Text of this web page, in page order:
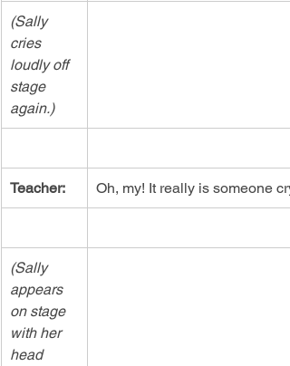
(Sally
cries
loudly off
stage
again.)
Teacher: Oh, my! It really is someone
(Sally
appears
on stage
with her
head